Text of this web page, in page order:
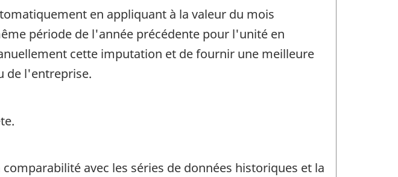
en appliquant à la valeur du mois
période de l'année précédente pour l'unité en
cette imputation et de fournir une meilleure
de l'entreprise.
avec les séries de données historiques et la